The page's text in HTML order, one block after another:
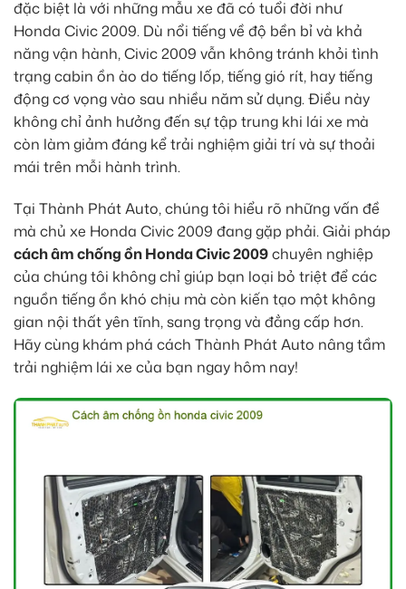
đặc biệt là với những mẫu xe đã có tuổi đời như
Honda Civic 2009. Dù nổi tiếng về độ bền bỉ và khả
năng vận hành, Civic 2009 vẫn không tránh khỏi tình
trạng cabin ồn ào do tiếng lốp, tiếng gió rít, hay tiếng
động cơ vọng vào sau nhiều năm sử dụng. Điều này
không chỉ ảnh hưởng đến sự tập trung khi lái xe mà
còn làm giảm đáng kể trải nghiệm giải trí và sự thoải
mái trên mỗi hành trình.
Tại Thành Phát Auto, chúng tôi hiểu rõ những vấn đề
mà chủ xe Honda Civic 2009 đang gặp phải. Giải pháp
cách âm chống ồn Honda Civic 2009chuyên nghiệp
của chúng tôi không chỉ giúp bạn loại bỏ triệt để các
nguồn tiếng ồn khó chịu mà còn kiến tạo một không
gian nội thất yên tĩnh, sang trọng và đẳng cấp hơn.
Hãy cùng khám phá cách Thành Phát Auto nâng tầm
trải nghiệm lái xe của bạn ngay hôm nay!